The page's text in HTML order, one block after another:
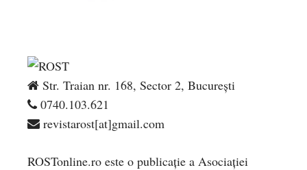
Str. Traian nr. 168, Sector 2, București
0740.103.621
revistarost[at]gmail.com
ROSTonline.ro este o publicaţie a Asociaţiei